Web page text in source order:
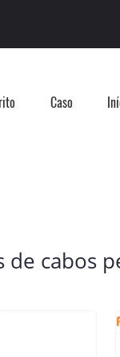
Caso
de cabos